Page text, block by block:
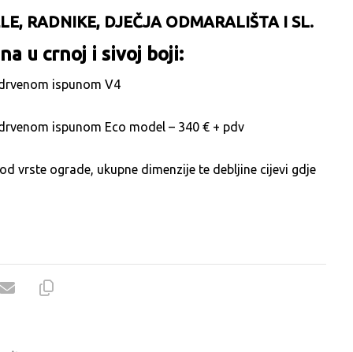
RADNIKE, DJEČJA ODMARALIŠTA I SL.
u crnoj i sivoj boji:
ispunom V4
ispunom Eco model – 340 € + pdv
vrste ograde, ukupne dimenzije te debljine cijevi gdje